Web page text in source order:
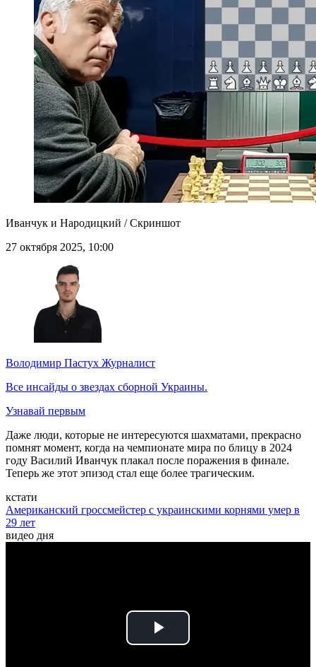
Иванчук и Народицкий / Скриншот
27 октября 2025, 10:00
Володимир Пастух Журналист
Все инсайды о звездах сборной Украины.
Узнавай первым
Даже люди, которые не интересуются шахматами, прекрасно
помнят момент, когда на чемпионате мира по блицу в 2024
году Василий Иванчук плакал после поражения в финале.
Теперь же этот эпизод стал еще более трагическим.
кстати
Американский гроссмейстер с украинскими корнями умер в
29 лет
видео дня
Play